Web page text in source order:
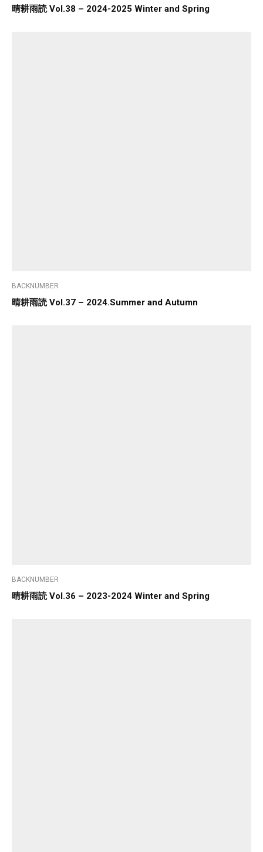
晴耕雨読 Vol.38 – 2024-2025 Winter and Spring
BACKNUMBER
晴耕雨読 Vol.37 – 2024.Summer and Autumn
BACKNUMBER
晴耕雨読 Vol.36 – 2023-2024 Winter and Spring